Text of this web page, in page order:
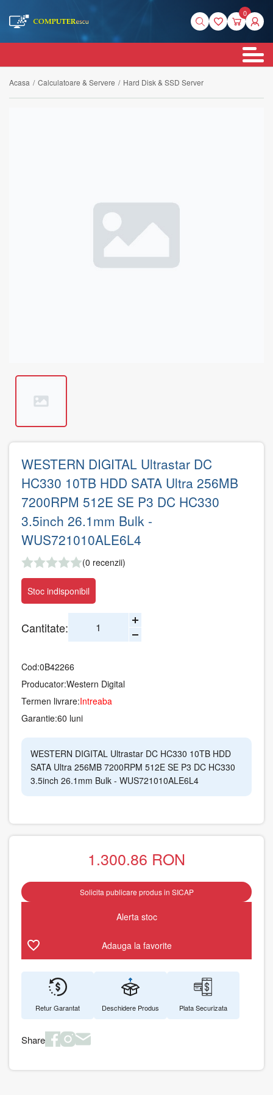
0
Acasa / Calculatoare & Servere / Hard Disk & SSD Server
WESTERN DIGITAL Ultrastar DC
HC330 10TB HDD SATA Ultra 256MB
7200RPM 512E SE P3 DC HC330
3.5inch 26.1mm Bulk -
WUS721010ALE6L4
(0 recenzii)
Stoc indisponibil
Cantitate:
Cod:0B42266
Producator:Western Digital
Termen livrare:Intreaba
Garantie:60 luni
WESTERN DIGITAL Ultrastar DC HC330 10TB HDD
SATA Ultra 256MB 7200RPM 512E SE P3 DC HC330
3.5inch 26.1mm Bulk - WUS721010ALE6L4
1.300.86 RON
Solicita publicare produs in SICAP
Alerta stoc
Adauga la favorite
Retur Garantat Deschidere Produs Plata Securizata
Share